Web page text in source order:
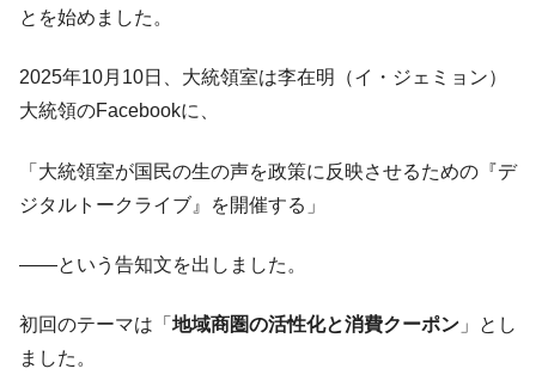
『Money1』
韓国政府「ニセＫ-ブランドを通報しようキ
『Money1』
韓国「橋が落ちました」⇒ 耐久性「なさす
ぎ」では。
営業利益80.2％も減少
『Money1』
米国下院「韓国の公務員個人をターゲット
する差別。許してはおかぬ
他人事のような発言。
『Money1』
とを始めました。
2025年10月10日、大統領室は李在明（イ・ジェミョン）
大統領のFacebookに、
「大統領室が国民の生の声を政策に反映させるための『デ
ジタルトークライブ』を開催する」
――という告知文を出しました。
初回のテーマは「 地域商圏の活性化と消費クーポン 」とし
ました。